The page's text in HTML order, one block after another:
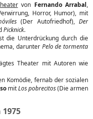
von Fernando Arrabal,
Horror, Humor), mit
(Der Autofriedhof), Der
Picknick.
die Unterdrückung durch die
darunter Pelo de tormenta
Theater mit Autoren wie
Komödie, fernab der sozialen
mitLos pobrecitos(Die armen